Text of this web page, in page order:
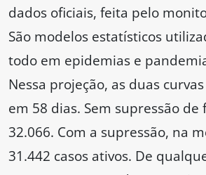
dados oficiais, feita pelo
São modelos estatísticos
todo em epidemias e
Nessa projeção, as duas
em 58 dias. Sem supressão de
32.066. Com a supressão, na
31.442 casos ativos. De